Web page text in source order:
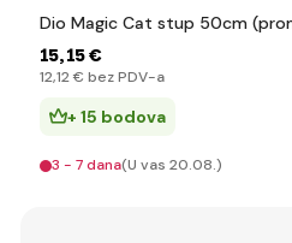
Dio Magic Cat stup 50cm
15,15 €
12,12 € bez PDV-a
+ 15 bodova
3 - 7 dana(U vas 20.08.)